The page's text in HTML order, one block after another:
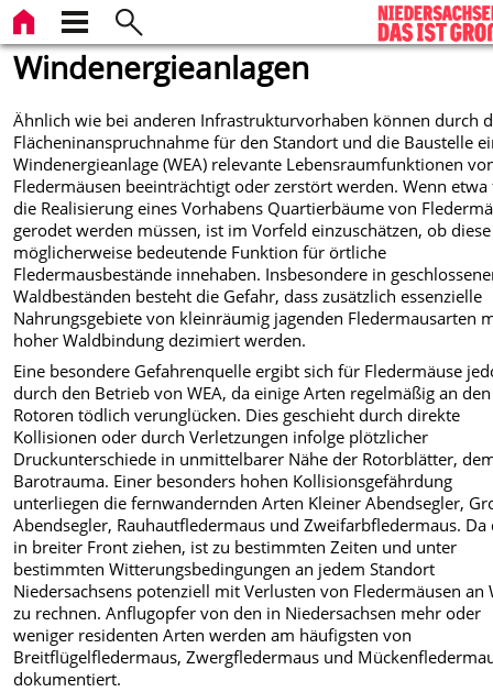
Windenergieanlagen
Ähnlich wie bei anderen Infrastrukturvorhaben können durch
Flächeninanspruchnahme für den Standort und die Baustelle
Windenergieanlage (WEA) relevante Lebensraumfunktionen
Fledermäusen beeinträchtigt oder zerstört werden. Wenn
die Realisierung eines Vorhabens Quartierbäume von
gerodet werden müssen, ist im Vorfeld einzuschätzen, ob
möglicherweise bedeutende Funktion für örtliche
Fledermausbestände innehaben. Insbesondere in
Waldbeständen besteht die Gefahr, dass zusätzlich essenzielle
Nahrungsgebiete von kleinräumig jagenden Fledermausarten
hoher Waldbindung dezimiert werden.
Eine besondere Gefahrenquelle ergibt sich für Fledermäuse
durch den Betrieb von WEA, da einige Arten regelmäßig an den
Rotoren tödlich verunglücken. Dies geschieht durch direkte
Kollisionen oder durch Verletzungen infolge plötzlicher
Druckunterschiede in unmittelbarer Nähe der Rotorblätter,
Barotrauma. Einer besonders hohen Kollisionsgefährdung
unterliegen die fernwandernden Arten Kleiner Abendsegler,
Abendsegler, Rauhautfledermaus und Zweifarbfledermaus. Da
in breiter Front ziehen, ist zu bestimmten Zeiten und unter
bestimmten Witterungsbedingungen an jedem Standort
Niedersachsens potenziell mit Verlusten von Fledermäusen an
zu rechnen. Anflugopfer von den in Niedersachsen mehr oder
weniger residenten Arten werden am häufigsten von
Breitflügelfledermaus, Zwergfledermaus und
dokumentiert.